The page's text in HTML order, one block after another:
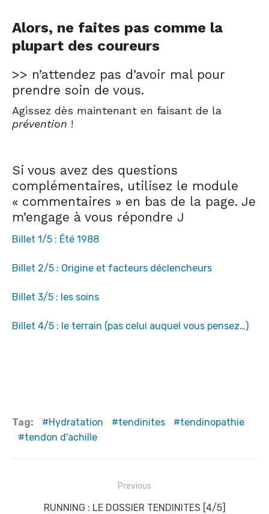
Alors, ne faites pas comme la
plupart des coureurs
>> n’attendez pas d’avoir mal pour
prendre soin de vous.
Agissez dès maintenant en faisant de la
prévention !
Si vous avez des questions
complémentaires, utilisez le module
« commentaires » en bas de la page. Je
m’engage à vous répondre J
Billet 1/5 : Été 1988
Billet 2/5 : Origine et facteurs déclencheurs
Billet 3/5 : les soins
Billet 4/5 : le terrain (pas celui auquel vous pensez…)
Tag: Hydratation tendinites
tendinopathie
tendon d'achille
Previous
P
RUNNING : LE DOSSIER TENDINITES [4/5]